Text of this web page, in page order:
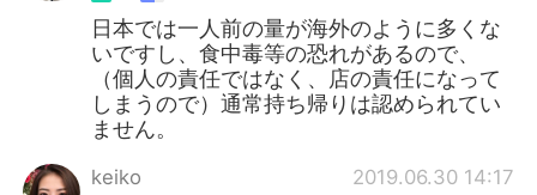
日本では一人前の量が海外のように多くな
いですし、食中毒等の恐れがあるので、
（個人の責任ではなく、店の責任になって
しまうので）通常持ち帰りは認められてい
ません。
keiko 2019.06.30 14:17